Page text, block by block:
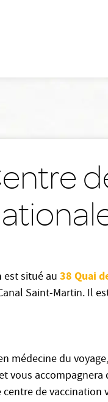
est situé au 38 Quai
Saint-Martin. Il
médecine du
vous accompagnera
de vaccination